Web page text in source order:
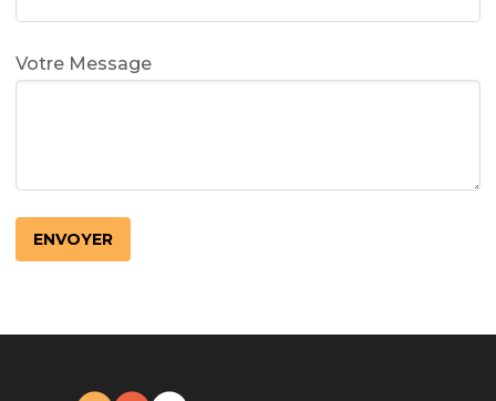
Votre Message
LotoMart
Бай Лото
escort barcelone
https://intimaties.net/es/category/woman-used-
eros houston
albanianescort